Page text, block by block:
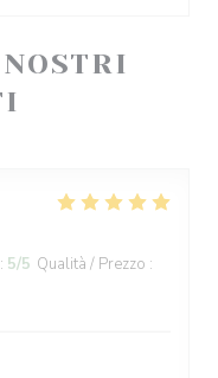
: 5/5 Qualità / Prezzo :